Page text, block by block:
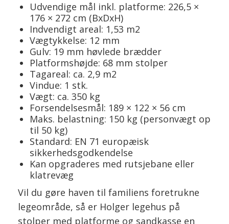
Udvendige mål inkl. platforme: 226,5 ×
176 × 272 cm (BxDxH)
Indvendigt areal: 1,53 m2
Vægtykkelse: 12 mm
Gulv: 19 mm høvlede brædder
Platformshøjde: 68 mm stolper
Tagareal: ca. 2,9 m2
Vindue: 1 stk.
Vægt: ca. 350 kg
Forsendelsesmål: 189 × 122 × 56 cm
Maks. belastning: 150 kg (personvægt op
til 50 kg)
Standard: EN 71 europæisk
sikkerhedsgodkendelse
Kan opgraderes med rutsjebane eller
klatrevæg
Vil du gøre haven til familiens foretrukne
legeområde, så er Holger legehus på
stolper med platforme og sandkasse en